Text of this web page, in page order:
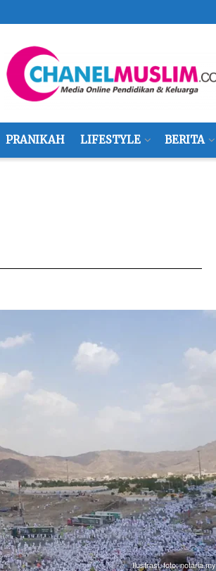
PRANIKAH LIFESTYLE BERITA
Ilustrasi, foto: notaria.my